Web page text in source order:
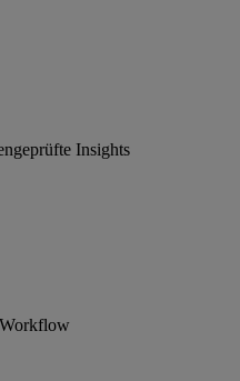
Insights